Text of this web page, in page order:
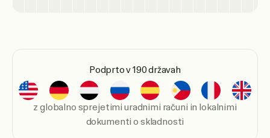
Podprto v 190 državah
z globalno sprejetimi uradnimi računi in lokalnimi
dokumenti o skladnosti